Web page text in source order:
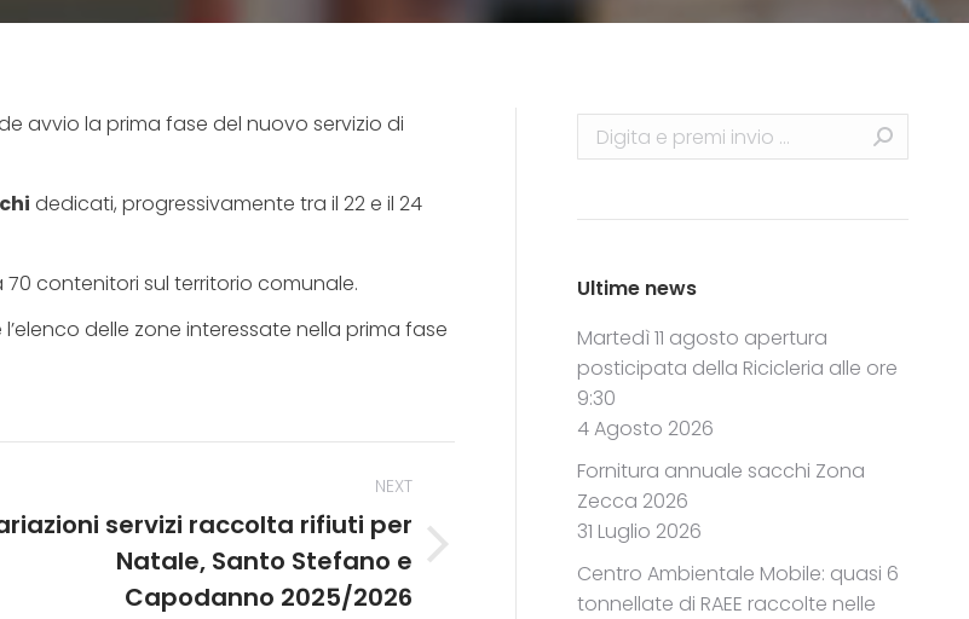
avvio la prima fase del nuovo servizio di
dedicati, progressivamente tra il 22 e il 24
contenitori sul territorio comunale.
delle zone interessate nella prima fase
NEXT
servizi raccolta rifiuti per
Natale, Santo Stefano e
Capodanno 2025/2026
Search:
Ultime news
Martedì 11 agosto apertura
posticipata della Ricicleria alle ore
9:30
4 Agosto 2026
Fornitura annuale sacchi Zona
Zecca 2026
31 Luglio 2026
Centro Ambientale Mobile: quasi 6
tonnellate di RAEE raccolte nelle